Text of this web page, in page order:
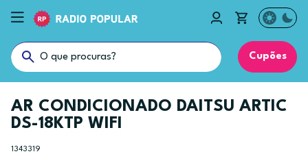
Cupões
AR CONDICIONADO DAITSU ARTIC
DS-18KTP WIFI
1343319